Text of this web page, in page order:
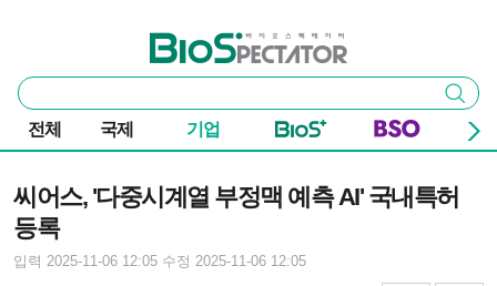
바이오스펙테이터
통
합
검
색
검색
전체 국제 기업
씨어스, '다중시계열 부정맥 예측 AI' 국내특허
등록
입력 2025-11-06 12:05 수정 2025-11-06 12:05